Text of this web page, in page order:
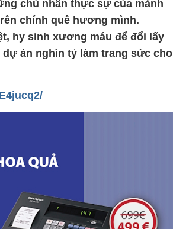
chủ nhân thực sự của mảnh
chính quê hương mình.
hy sinh xương máu để đổi lấy
án nghìn tỷ làm trang sức cho